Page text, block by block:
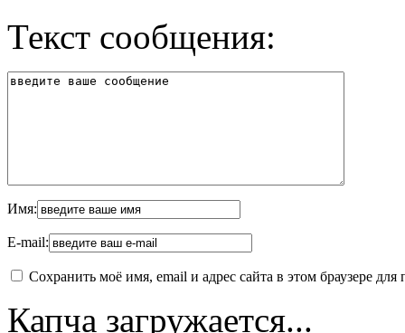
Текст сообщения:
Имя:
E-mail:
Сохранить моё имя, email и адрес сайта в этом браузере
Капча загружается...